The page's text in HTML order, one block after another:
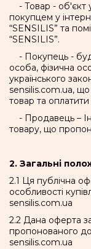
- Товар - об'єкт
покупцем у
“SENSILIS” та
“SENSILIS”.
- Покупець -
особа, фізична
українського
sensilis.com.ua,
товар та
- Продавець –
товару, що
2. Загальні
2.1 Ця публічна
особливості
sensilis.com.ua
2.2 Дана оферта
пропонованого до
sensilis.com.ua